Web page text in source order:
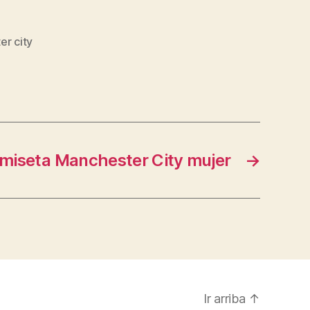
city
→
Manchester City mujer
Ir arriba ↑